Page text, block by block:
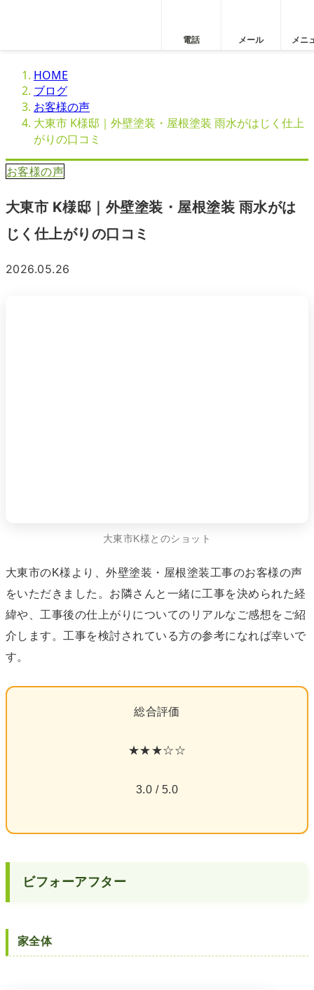
電話 メール メニ
HOME
ブログ
お客様の声
大東市 K様邸｜外壁塗装・屋根塗装 雨水がはじく仕上
がりの口コミ
お客様の声
大東市 K様邸｜外壁塗装・屋根塗装 雨水がは
じく仕上がりの口コミ
2026.05.26
大東市K様とのショット
大東市のK様より、外壁塗装・屋根塗装工事のお客様の声
をいただきました。お隣さんと一緒に工事を決められた経
緯や、工事後の仕上がりについてのリアルなご感想をご紹
介します。工事を検討されている方の参考になれば幸いで
す。
総合評価
★★★☆☆
3.0 / 5.0
ビフォーアフター
家全体